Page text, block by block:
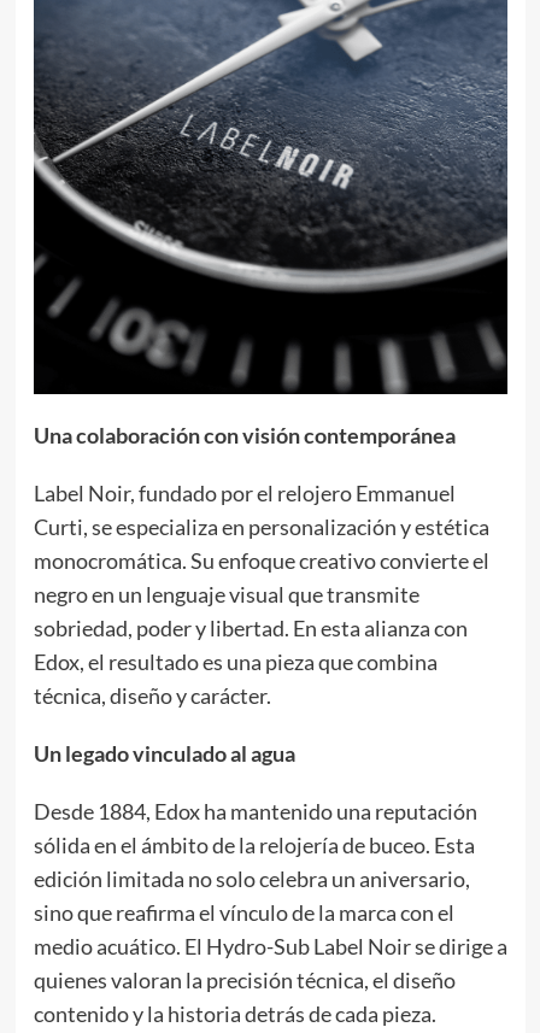
Una colaboración con visión contemporánea
Label Noir, fundado por el relojero Emmanuel
Curti, se especializa en personalización y estética
monocromática. Su enfoque creativo convierte el
negro en un lenguaje visual que transmite
sobriedad, poder y libertad. En esta alianza con
Edox, el resultado es una pieza que combina
técnica, diseño y carácter.
Un legado vinculado al agua
Desde 1884, Edox ha mantenido una reputación
sólida en el ámbito de la relojería de buceo. Esta
edición limitada no solo celebra un aniversario,
sino que reafirma el vínculo de la marca con el
medio acuático. El Hydro-Sub Label Noir se dirige a
quienes valoran la precisión técnica, el diseño
contenido y la historia detrás de cada pieza.